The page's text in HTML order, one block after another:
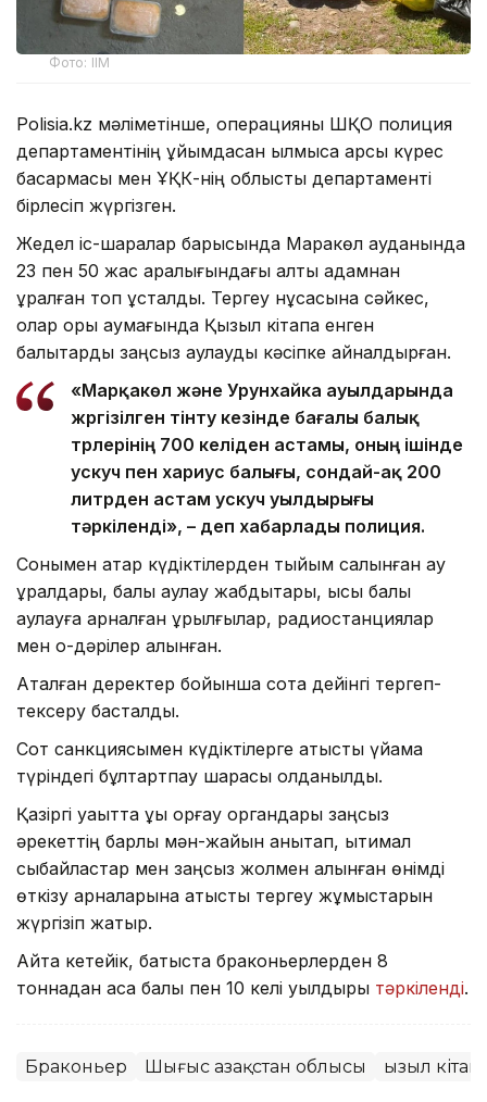
Фото: ІІМ
Polisia.kz мәліметінше, операцияны ШҚО полиция
департаментінің ұйымдасқан қылмысқа қарсы күрес
басқармасы мен ҰҚК-нің облыстық департаменті
бірлесіп жүргізген.
Жедел іс-шаралар барысында Марқакөл ауданында
23 пен 50 жас аралығындағы алты адамнан
құралған топ ұсталды. Тергеу нұсқасына сәйкес,
олар қорық аумағында Қызыл кітапқа енген
балықтарды заңсыз аулауды кәсіпке айналдырған.
«Марқакөл және Урунхайка ауылдарында
жүргізілген тінту кезінде бағалы балық
түрлерінің 700 келіден астамы, оның ішінде
ускуч пен хариус балығы, сондай-ақ 200
литрден астам ускуч уылдырығы
тәркіленді», – деп хабарлады полиция.
Сонымен қатар күдіктілерден тыйым салынған ау
құралдары, балық аулау жабдықтары, қысқы балық
аулауға арналған құрылғылар, радиостанциялар
мен оқ-дәрілер алынған.
Аталған деректер бойынша сотқа дейінгі тергеп-
тексеру басталды.
Сот санкциясымен күдіктілерге қатысты үйқамақ
түріндегі бұлтартпау шарасы қолданылды.
Қазіргі уақытта құқық қорғау органдары заңсыз
әрекеттің барлық мән-жайын анықтап, ықтимал
сыбайластар мен заңсыз жолмен алынған өнімді
өткізу арналарына қатысты тергеу жұмыстарын
жүргізіп жатыр.
Айта кетейік, батыста браконьерлерден 8
тоннадан аса балық пен 10 келі уылдырық тәркіленді.
Браконьер Шығыс Қазақстан облысы Қызыл кітап